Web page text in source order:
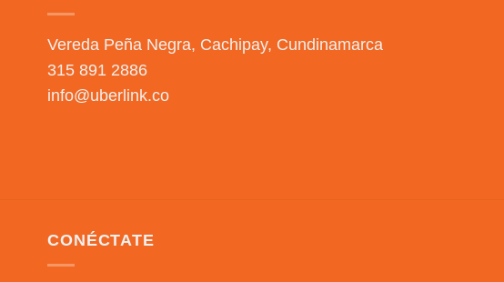
Vereda Peña Negra, Cachipay, Cundinamarca
315 891 2886
info@uberlink.co
CONÉCTATE